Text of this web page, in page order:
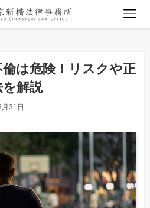
は危険！リスクや正
を解説
31日